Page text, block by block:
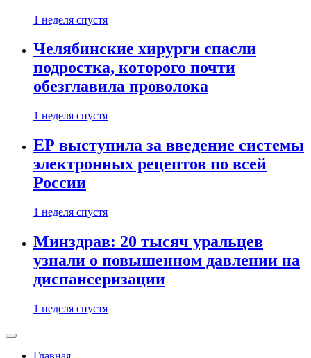
1 неделя спустя
Челябинские хирурги спасли
подростка, которого почти
обезглавила проволока
1 неделя спустя
ЕР выступила за введение системы
электронных рецептов по всей
России
1 неделя спустя
Минздрав: 20 тысяч уральцев
узнали о повышенном давлении на
диспансеризации
1 неделя спустя
Главная